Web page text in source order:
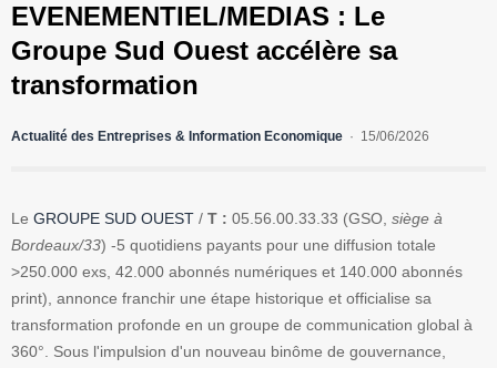
EVENEMENTIEL/MEDIAS : Le
Groupe Sud Ouest accélère sa
transformation
Actualité des Entreprises & Information Economique 15/06/2026
Le GROUPE SUD OUEST / T : 05.56.00.33.33 (GSO, siège à
Bordeaux/33) -5 quotidiens payants pour une diffusion totale
>250.000 exs, 42.000 abonnés numériques et 140.000 abonnés
print), annonce franchir une étape historique et officialise sa
transformation profonde en un groupe de communication global à
360°. Sous l'impulsion d'un nouveau binôme de gouvernance,